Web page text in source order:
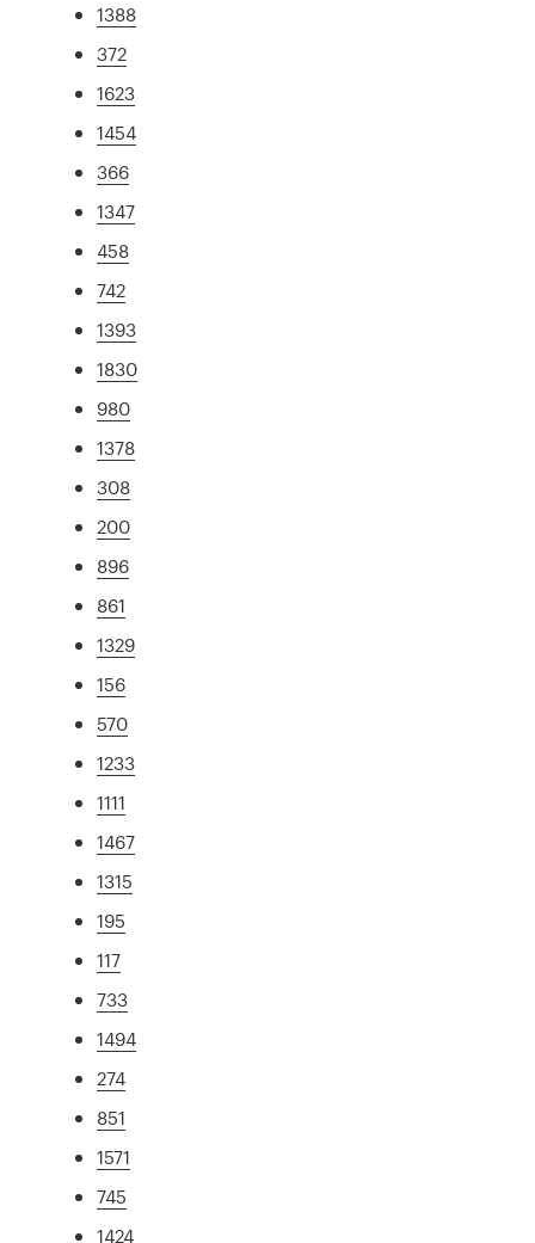
1388
372
1623
1454
366
1347
458
742
1393
1830
980
1378
308
200
896
861
1329
156
570
1233
1111
1467
1315
195
117
733
1494
274
851
1571
745
1424